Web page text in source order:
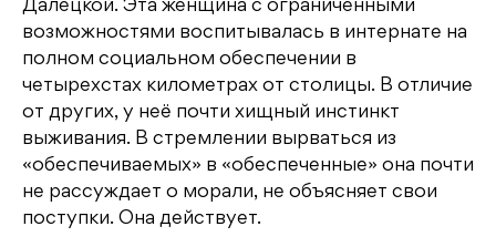
Далецкой. Эта женщина с ограниченными
возможностями воспитывалась в интернате на
полном социальном обеспечении в
четырехстах километрах от столицы. В отличие
от других, у неё почти хищный инстинкт
выживания. В стремлении вырваться из
«обеспечиваемых» в «обеспеченные» она почти
не рассуждает о морали, не объясняет свои
поступки. Она действует.